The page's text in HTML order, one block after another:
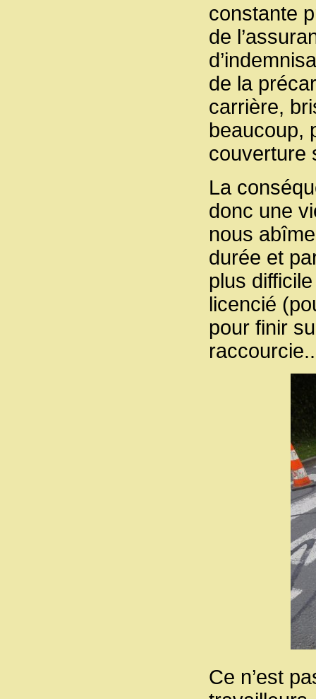
constante
de
de la
carrière,
beaucoup,
couverture
La
donc une
nous
durée et
plus
licencié
pour finir
Ce n’est